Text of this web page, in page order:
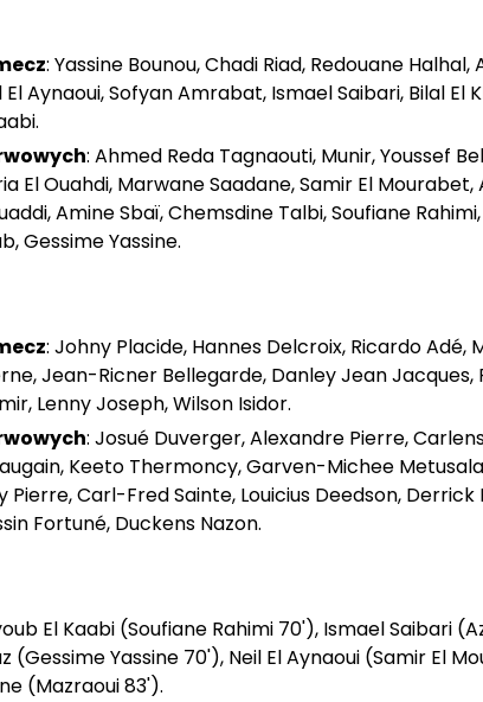
: Yassine Bounou, Chadi Riad, Redouane Halhal,
El Aynaoui, Sofyan Amrabat, Ismael Saibari, Bilal El
: Ahmed Reda Tagnaouti, Munir, Youssef
El Ouahdi, Marwane Saadane, Samir El Mourabet,
Amine Sbaï, Chemsdine Talbi, Soufiane
Gessime Yassine.
: Johny Placide, Hannes Delcroix, Ricardo Adé,
Jean-Ricner Bellegarde, Danley Jean Jacques,
Lenny Joseph, Wilson Isidor.
: Josué Duverger, Alexandre Pierre,
Keeto Thermoncy, Garven-Michee
Pierre, Carl-Fred Sainte, Louicius Deedson,
Fortuné, Duckens Nazon.
El Kaabi (Soufiane Rahimi 70'), Ismael Saibari
(Gessime Yassine 70'), Neil El Aynaoui (Samir El
(Mazraoui 83').